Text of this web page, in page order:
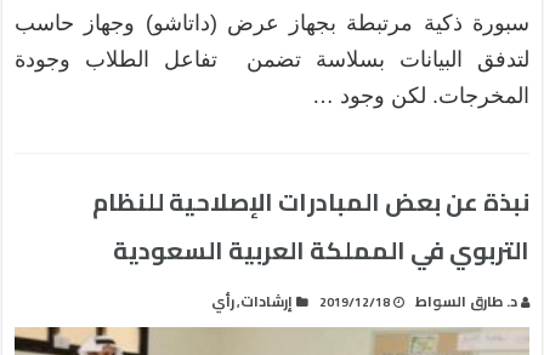
سبورة ذكية مرتبطة بجهاز عرض (داتاشو) وجهاز حاسب
لتدفق البيانات بسلاسة تضمن تفاعل الطلاب وجودة
المخرجات. لكن وجود …
نبذة عن بعض المبادرات الإصلاحية للنظام
التربوي في المملكة العربية السعودية
د. طارق السواط 2019/12/18 إرشادات,رأي